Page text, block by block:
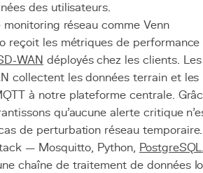
des utilisateurs.
réseau comme Venn
reçoit les métriques de performance
WAN déployés chez les clients. Les
collectent les données terrain et les
à notre plateforme centrale.
qu'aucune alerte critique
de perturbation réseau temporaire.
— Mosquitto, Python, PostgreSQL
chaîne de traitement de données